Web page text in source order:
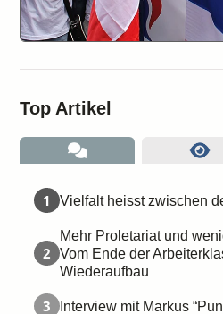
Top Artikel
1 Vielfalt heisst zwischen
2
Mehr Proletariat und
Vom Ende der
Wiederaufbau
3 Interview mit Markus